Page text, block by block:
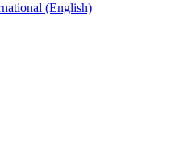
(English)